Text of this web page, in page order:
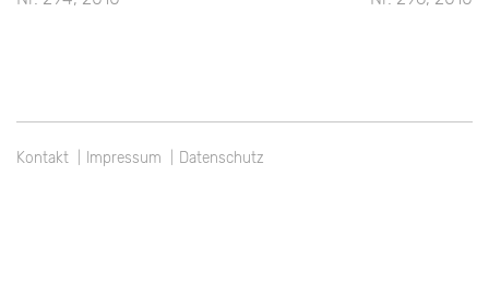
Kontakt Impressum Datenschutz